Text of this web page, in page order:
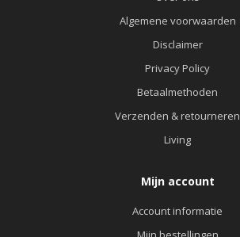
Algemene voorwaarden
Disclaimer
Privacy Policy
Betaalmethoden
Verzenden & retourneren
Living
Mijn account
Account informatie